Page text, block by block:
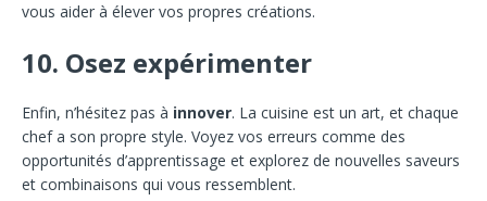
vous aider à élever vos propres créations.
10. Osez expérimenter
Enfin, n’hésitez pas à innover. La cuisine est un art, et chaque
chef a son propre style. Voyez vos erreurs comme des
opportunités d’apprentissage et explorez de nouvelles saveurs
et combinaisons qui vous ressemblent.